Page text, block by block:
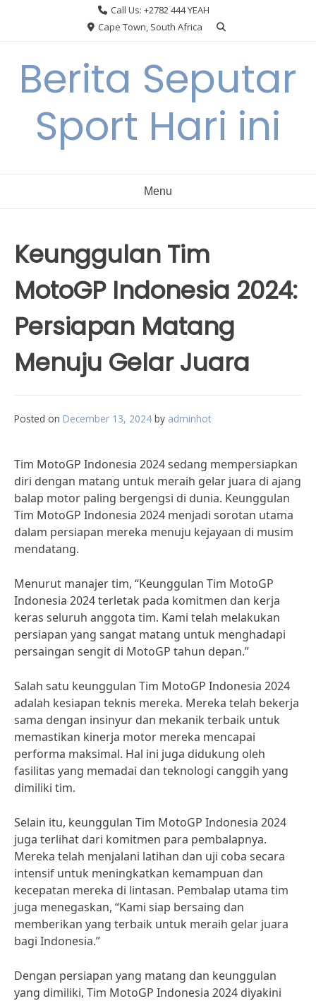
Call Us: +2782 444 YEAH
Cape Town, South Africa
Berita Seputar
Sport Hari ini
Menu
Keunggulan Tim
MotoGP Indonesia 2024:
Persiapan Matang
Menuju Gelar Juara
Posted on December 13, 2024 by adminhot
Tim MotoGP Indonesia 2024 sedang mempersiapkan
diri dengan matang untuk meraih gelar juara di ajang
balap motor paling bergengsi di dunia. Keunggulan
Tim MotoGP Indonesia 2024 menjadi sorotan utama
dalam persiapan mereka menuju kejayaan di musim
mendatang.
Menurut manajer tim, “Keunggulan Tim MotoGP
Indonesia 2024 terletak pada komitmen dan kerja
keras seluruh anggota tim. Kami telah melakukan
persiapan yang sangat matang untuk menghadapi
persaingan sengit di MotoGP tahun depan.”
Salah satu keunggulan Tim MotoGP Indonesia 2024
adalah kesiapan teknis mereka. Mereka telah bekerja
sama dengan insinyur dan mekanik terbaik untuk
memastikan kinerja motor mereka mencapai
performa maksimal. Hal ini juga didukung oleh
fasilitas yang memadai dan teknologi canggih yang
dimiliki tim.
Selain itu, keunggulan Tim MotoGP Indonesia 2024
juga terlihat dari komitmen para pembalapnya.
Mereka telah menjalani latihan dan uji coba secara
intensif untuk meningkatkan kemampuan dan
kecepatan mereka di lintasan. Pembalap utama tim
juga menegaskan, “Kami siap bersaing dan
memberikan yang terbaik untuk meraih gelar juara
bagi Indonesia.”
Dengan persiapan yang matang dan keunggulan
yang dimiliki, Tim MotoGP Indonesia 2024 diyakini